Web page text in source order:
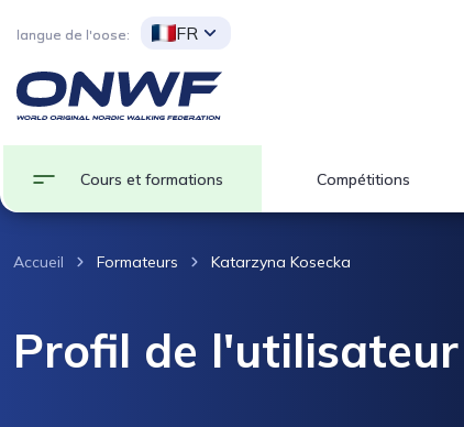
langue de l'oose: FR
Cours et formations Compétitions
Accueil Formateurs Katarzyna Kosecka
Profil de l'utilisateur